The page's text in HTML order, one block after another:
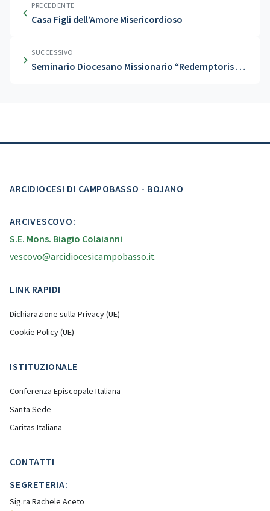
PRECEDENTE
Casa Figli dell’Amore Misericordioso
SUCCESSIVO
Seminario Diocesano Missionario “Redemptoris Mater”
ARCIDIOCESI DI CAMPOBASSO - BOJANO
ARCIVESCOVO:
S.E. Mons. Biagio Colaianni
vescovo@arcidiocesicampobasso.it
LINK RAPIDI
Dichiarazione sulla Privacy (UE)
Cookie Policy (UE)
ISTITUZIONALE
Conferenza Episcopale Italiana
Santa Sede
Caritas Italiana
CONTATTI
SEGRETERIA:
Sig.ra Rachele Aceto